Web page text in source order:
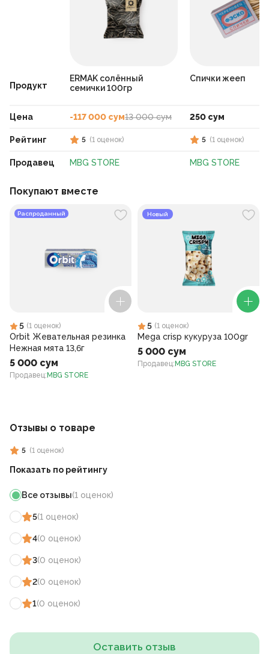
Продукт
Цена
Рейтинг
Продавец
ERMAK солённый
семички 100гр
-117 000 сум13 000 сум
5 (1 оценок)
MBG STORE
Спички жееп
250 сум
5 (1 оценок)
MBG STORE
Покупают вместе
Распроданный
5 (1 оценок)
Orbit Жевательная резинка
Нежная мята 13,6г
5 000 сум
Продавец: MBG STORE
Новый
5 (1 оценок)
Mega crisp кукуруза 100gr
5 000 сум
Продавец: MBG STORE
Отзывы о товаре
5 (1 оценок)
Показать по рейтингу
Все отзывы(1 оценок)
5(1 оценок)
4(0 оценок)
3(0 оценок)
2(0 оценок)
1(0 оценок)
Оставить отзыв